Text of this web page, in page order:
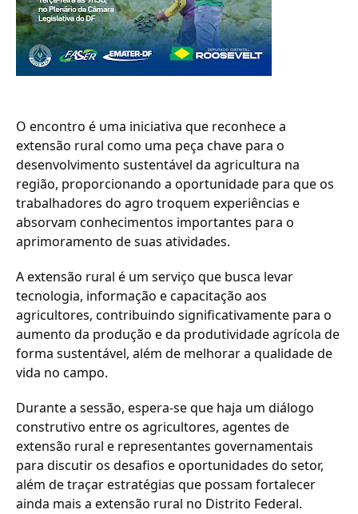
O encontro é uma iniciativa que reconhece a
extensão rural como uma peça chave para o
desenvolvimento sustentável da agricultura na
região, proporcionando a oportunidade para que os
trabalhadores do agro troquem experiências e
absorvam conhecimentos importantes para o
aprimoramento de suas atividades.
A extensão rural é um serviço que busca levar
tecnologia, informação e capacitação aos
agricultores, contribuindo significativamente para o
aumento da produção e da produtividade agrícola de
forma sustentável, além de melhorar a qualidade de
vida no campo.
Durante a sessão, espera-se que haja um diálogo
construtivo entre os agricultores, agentes de
extensão rural e representantes governamentais
para discutir os desafios e oportunidades do setor,
além de traçar estratégias que possam fortalecer
ainda mais a extensão rural no Distrito Federal.